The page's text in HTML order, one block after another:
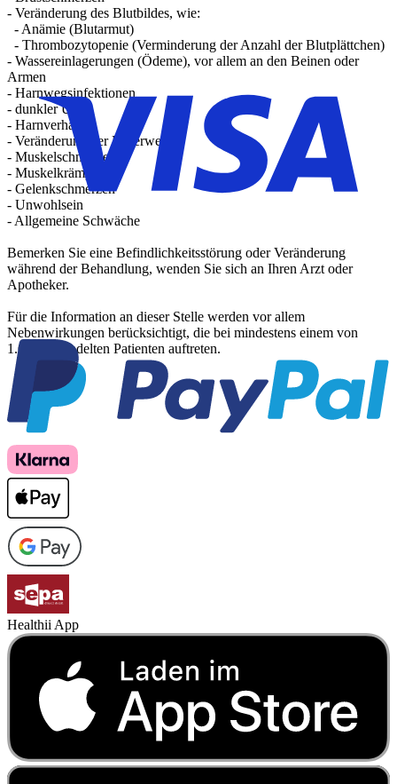
- Veränderung des Blutbildes, wie:
- Anämie (Blutarmut)
- Thrombozytopenie (Verminderung der Anzahl der Blutplättchen)
- Wassereinlagerungen (Ödeme), vor allem an den Beinen oder
Armen
- Harnwegsinfektionen
- dunkler Urin
- Harnverhalt
- Veränderung der Leberwerte
- Muskelschmerzen
- Muskelkrämpfe
- Gelenkschmerzen
- Unwohlsein
- Allgemeine Schwäche
Bemerken Sie eine Befindlichkeitsstörung oder Veränderung
während der Behandlung, wenden Sie sich an Ihren Arzt oder
Apotheker.
Für die Information an dieser Stelle werden vor allem
Nebenwirkungen berücksichtigt, die bei mindestens einem von
1.000 behandelten Patienten auftreten.
Healthii App